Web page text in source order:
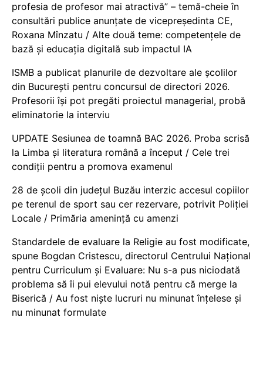
profesia de profesor mai atractivă” – temă-cheie în
consultări publice anunțate de vicepreședinta CE,
Roxana Mînzatu / Alte două teme: competențele de
bază și educația digitală sub impactul IA
ISMB a publicat planurile de dezvoltare ale școlilor
din București pentru concursul de directori 2026.
Profesorii își pot pregăti proiectul managerial, probă
eliminatorie la interviu
UPDATE Sesiunea de toamnă BAC 2026. Proba scrisă
la Limba și literatura română a început / Cele trei
condiții pentru a promova examenul
28 de școli din județul Buzău interzic accesul copiilor
pe terenul de sport sau cer rezervare, potrivit Poliției
Locale / Primăria amenință cu amenzi
Standardele de evaluare la Religie au fost modificate,
spune Bogdan Cristescu, directorul Centrului Național
pentru Curriculum și Evaluare: Nu s-a pus niciodată
problema să îi pui elevului notă pentru că merge la
Biserică / Au fost niște lucruri nu minunat înțelese și
nu minunat formulate